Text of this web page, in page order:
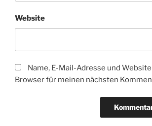
Website
Name, E-Mail-Adresse und
Browser für meinen nächsten